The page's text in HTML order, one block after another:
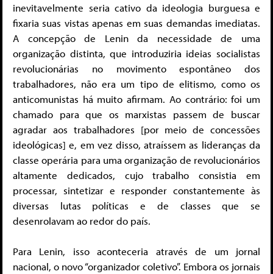
inevitavelmente seria cativo da ideologia burguesa e
fixaria suas vistas apenas em suas demandas imediatas.
A concepção de Lenin da necessidade de uma
organização distinta, que introduziria ideias socialistas
revolucionárias no movimento espontâneo dos
trabalhadores, não era um tipo de elitismo, como os
anticomunistas há muito afirmam. Ao contrário: foi um
chamado para que os marxistas passem de buscar
agradar aos trabalhadores [por meio de concessões
ideológicas] e, em vez disso, atraíssem as lideranças da
classe operária para uma organização de revolucionários
altamente dedicados, cujo trabalho consistia em
processar, sintetizar e responder constantemente às
diversas lutas políticas e de classes que se
desenrolavam ao redor do país.
Para Lenin, isso aconteceria através de um jornal
nacional, o novo “organizador coletivo”. Embora os jornais